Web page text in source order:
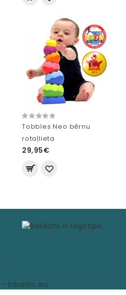
Tobbles Neo bērnu
rotaļlieta
29,95€